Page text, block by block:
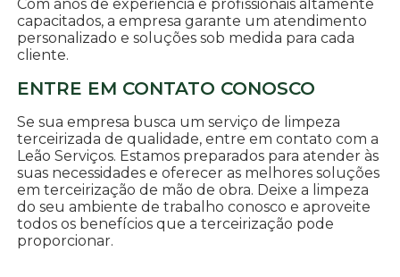
Com anos de experiência e profissionais altamente
capacitados, a empresa garante um atendimento
personalizado e soluções sob medida para cada
cliente.
ENTRE EM CONTATO CONOSCO
Se sua empresa busca um serviço de limpeza
terceirizada de qualidade, entre em contato com a
Leão Serviços. Estamos preparados para atender às
suas necessidades e oferecer as melhores soluções
em terceirização de mão de obra. Deixe a limpeza
do seu ambiente de trabalho conosco e aproveite
todos os benefícios que a terceirização pode
proporcionar.